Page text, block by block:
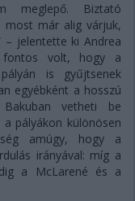
meglepő. Biztató
most már alig várjuk,
– jelentette ki Andrea
fontos volt, hogy a
is gyűjtsenek
egyébként a hosszú
vetheti be
pályákon különösen
amúgy, hogy a
irányával: míg a
a McLarené és a